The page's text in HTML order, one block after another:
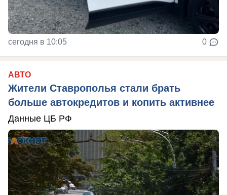
сегодня в 10:05 0
АВТО
Жители Ставрополья стали брать
больше автокредитов и копить активнее
Данные ЦБ РФ